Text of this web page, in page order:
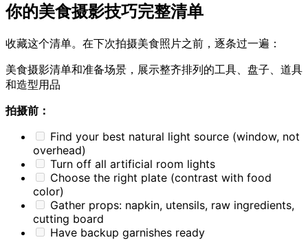
你的美食摄影技巧完整清单
收藏这个清单。在下次拍摄美食照片之前，逐条过一遍：
美食摄影清单和准备场景，展示整齐排列的工具、盘子、道具
和造型用品
拍摄前：
Find your best natural light source (window, not
overhead)
Turn off all artificial room lights
Choose the right plate (contrast with food
color)
Gather props: napkin, utensils, raw ingredients,
cutting board
Have backup garnishes ready